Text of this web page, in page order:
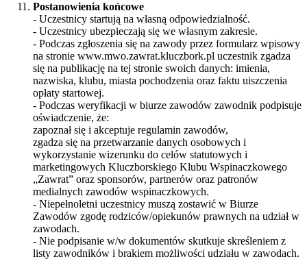
Postanowienia końcowe
- Uczestnicy startują na własną odpowiedzialność.
- Uczestnicy ubezpieczają się we własnym zakresie.
- Podczas zgłoszenia się na zawody przez formularz wpisowy
na stronie www.mwo.zawrat.kluczbork.pl uczestnik zgadza
się na publikację na tej stronie swoich danych: imienia,
nazwiska, klubu, miasta pochodzenia oraz faktu uiszczenia
opłaty startowej.
- Podczas weryfikacji w biurze zawodów zawodnik podpisuje
oświadczenie, że:
zapoznał się i akceptuje regulamin zawodów,
zgadza się na przetwarzanie danych osobowych i
wykorzystanie wizerunku do celów statutowych i
marketingowych Kluczborskiego Klubu Wspinaczkowego
„Zawrat” oraz sponsorów, partnerów oraz patronów
medialnych zawodów wspinaczkowych.
- Niepełnoletni uczestnicy muszą zostawić w Biurze
Zawodów zgodę rodziców/opiekunów prawnych na udział w
zawodach.
- Nie podpisanie w/w dokumentów skutkuje skreśleniem z
listy zawodników i brakiem możliwości udziału w zawodach.